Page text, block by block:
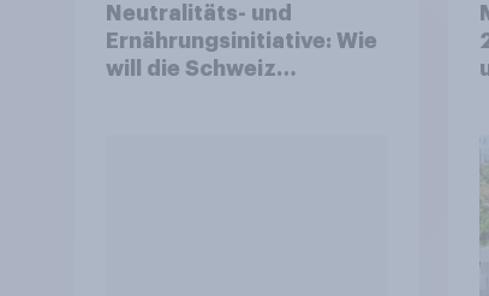
Neutralitäts- und
Ernährungsinitiative: Wie
will die Schweiz